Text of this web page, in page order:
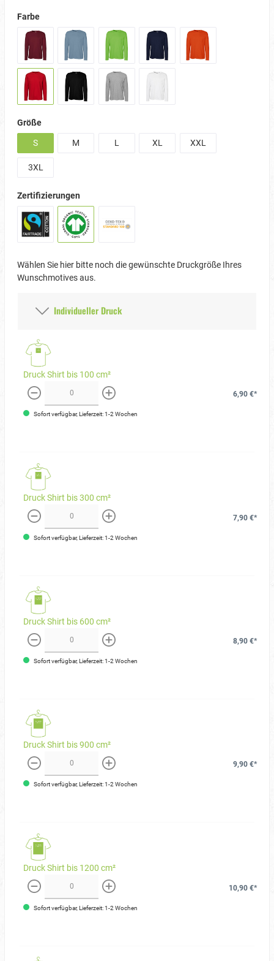
Farbe
Größe
S
M L XL XXL
3XL
Zertifizierungen
Wählen Sie hier bitte noch die gewünschte Druckgröße Ihres
Wunschmotives aus.
Individueller Druck
Druck Shirt bis 100 cm²
weniger mehr
6,90 €*
Sofort verfügbar, Lieferzeit: 1-2 Wochen
Druck Shirt bis 300 cm²
weniger mehr
7,90 €*
Sofort verfügbar, Lieferzeit: 1-2 Wochen
Druck Shirt bis 600 cm²
weniger mehr
8,90 €*
Sofort verfügbar, Lieferzeit: 1-2 Wochen
Druck Shirt bis 900 cm²
weniger mehr
9,90 €*
Sofort verfügbar, Lieferzeit: 1-2 Wochen
Druck Shirt bis 1200 cm²
weniger mehr
10,90 €*
Sofort verfügbar, Lieferzeit: 1-2 Wochen